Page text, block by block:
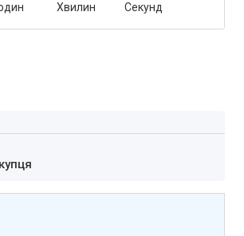
Хвилин Секунд